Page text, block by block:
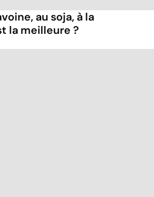
au soja, à la
la meilleure ?